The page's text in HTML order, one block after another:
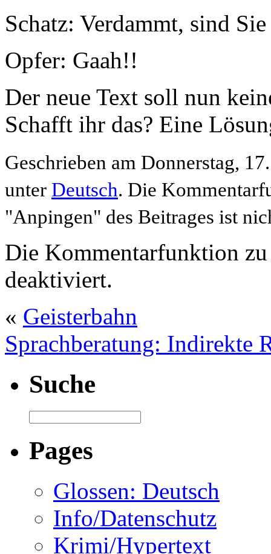
Schatz: Verdammt, sind
Opfer: Gaah!!
Der neue Text soll nun
Schafft ihr das? Eine
Geschrieben am Donnerstag,
unter Deutsch. Die
"Anpingen" des Beitrages ist
Die Kommentarfunktion
deaktiviert.
« Geisterbahn
Sprachberatung: Indirekte
Suche
Pages
Glossen: Deutsch
Info/Datenschutz
Krimi/Hypertext